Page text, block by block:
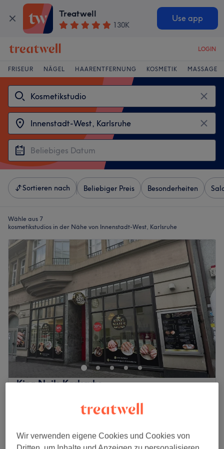
Treatwell
130K
Use app
LOGIN
FRISEUR NÄGEL HAARENTFERNUNG KOSMETIK MASSAGE
Sortieren nach Beliebiger Preis Besonderheiten
Wähle aus 7
kosmetikstudios in der Nähe von Innenstadt-West, Karlsruhe
King Nails Karlsruhe
Innenstadt-West, Karlsruhe
Auf Karte anzeigen
40 Min.
Wir verwenden eigene Cookies und Cookies von